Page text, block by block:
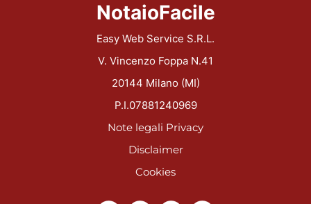
NotaioFacile
Easy Web Service S.R.L.
V. Vincenzo Foppa N.41
20144 Milano (MI)
P.I.07881240969
Note legali Privacy
Disclaimer
Cookies